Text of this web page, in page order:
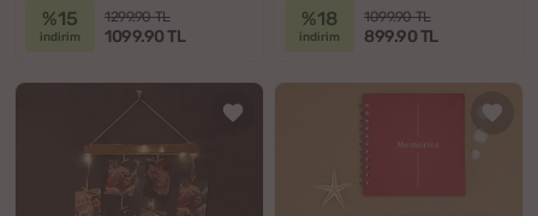
%15
indirim
1299.90 TL
1099.90 TL
%18
indirim
1099.90 TL
899.90 TL